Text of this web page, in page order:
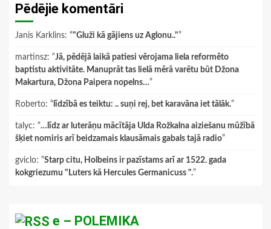
Pēdējie komentāri
Janis Karklins: “"Gluži kā gājiens uz Aglonu.."”
martinsz: “Jā, pēdējā laikā patiesi vērojama liela reformēto
baptistu aktivitāte. Manuprāt tas lielā mērā varētu būt Džona
Makartura, Džona Paipera nopelns…”
Roberto: “ līdzībā es teiktu: .. suņi rej, bet karavāna iet tālāk.”
talyc: “…līdz ar luterāņu mācītāja Ulda Rožkalna aiziešanu mūžībā
šķiet nomiris arī beidzamais klausāmais gabals tajā radio”
gviclo: “Starp citu, Holbeins ir pazīstams arī ar 1522. gada
kokgriezumu "Luters kā Hercules Germanicuss ".”
e – POLEMIKA